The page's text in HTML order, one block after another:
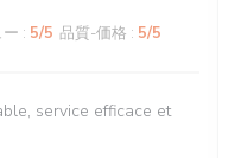
: 5/5 品質-価格 : 5/5
service efficace et